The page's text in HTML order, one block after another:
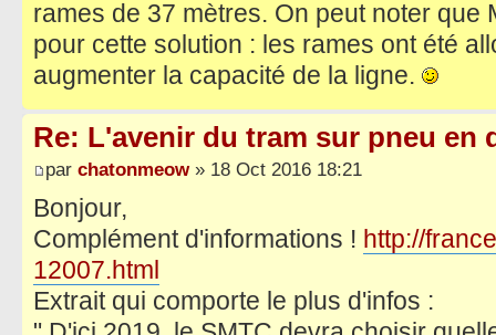
rames de 37 mètres. On peut noter que
pour cette solution : les rames ont été
augmenter la capacité de la ligne.
Re: L'avenir du tram sur pneu en
par chatonmeow» 18 Oct 2016 18:21
Bonjour,
Complément d'informations ! http://
12007.html
Extrait qui comporte le plus d'infos :